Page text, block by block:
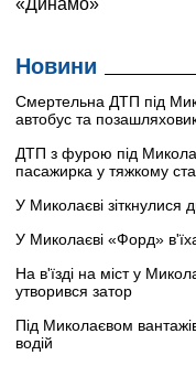
Новини
Смертельна ДТП під
автобус та
ДТП з фурою під
пасажирка у тяжкому
У Миколаєві зіткнулися
У Миколаєві «Форд»
На в'їзді на міст у
утворився затор
Під Миколаєвом
водій